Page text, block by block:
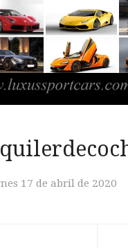
17 de abril de 2020